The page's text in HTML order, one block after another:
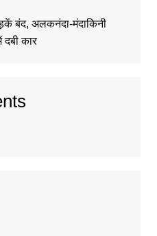
बंद, अलकनंदा-मंदाकिनी
कार